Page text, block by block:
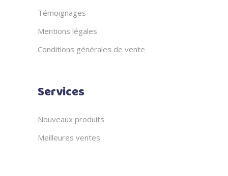
Témoignages
Mentions légales
Conditions générales de vente
Services
Nouveaux produits
Meilleures ventes